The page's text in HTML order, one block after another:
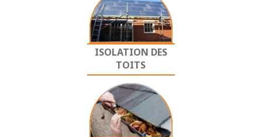
ISOLATION DES
TOITS